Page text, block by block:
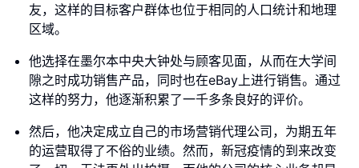
友，这样的目标客户群体也位于相同的人口统计和地理
区域。
他选择在墨尔本中央大钟处与顾客见面，从而在大学间
隙之时成功销售产品，同时也在eBay上进行销售。通过
这样的努力，他逐渐积累了一千多条良好的评价。
然后，他决定成立自己的市场营销代理公司，为期五年
的运营取得了不俗的业绩。然而，新冠疫情的到来改变